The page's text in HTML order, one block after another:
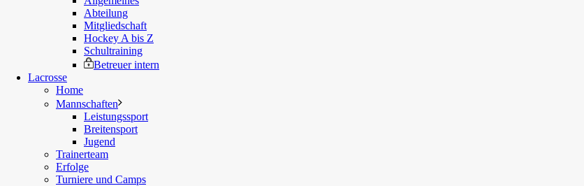
Abteilung
Mitgliedschaft
Hockey A bis Z
Schultraining
Betreuer intern
Lacrosse
Home
Mannschaften
Leistungssport
Breitensport
Jugend
Trainerteam
Erfolge
Turniere und Camps